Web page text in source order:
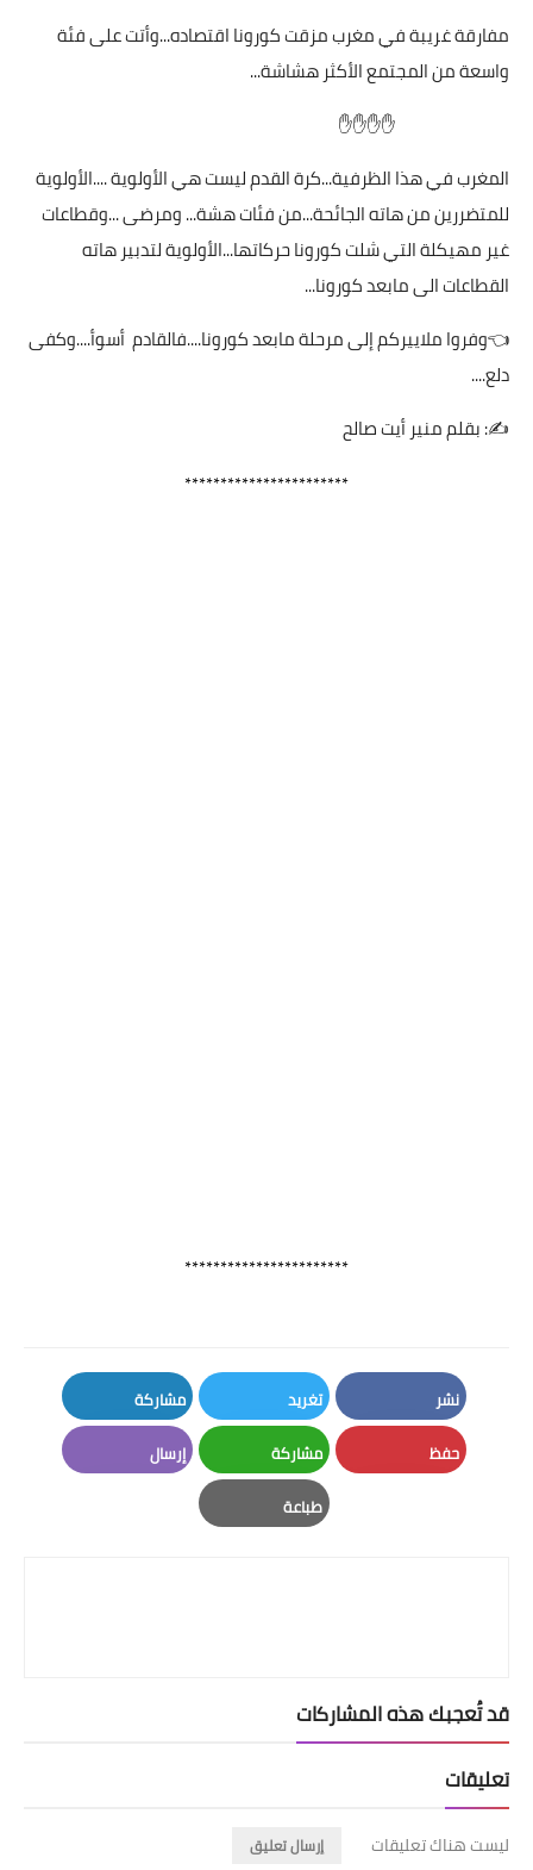
مفارقة غريبة في مغرب مزقت كورونا اقتصاده...وأتت على فئة
واسعة من المجتمع الأكثر هشاشة...
✋✋✋✋
المغرب في هذا الظرفية...كرة القدم ليست هي الأولوية ....الأولوية
للمتضررين من هاته الجائحة...من فئات هشة... ومرضى ...وقطاعات
غير مهيكلة التي شلت كورونا حركاتها...الأولوية لتدبير هاته
القطاعات الى مابعد كورونا...
👈وفروا ملاييركم إلى مرحلة مابعد كورونا....فالقادم أسوأ....وكفى
دلع....
✍: بقلم منير أيت صالح
***********************
***********************
نشر
Facebook
تغريد
Twitter
مشاركة
LinkedIn
حفظ مشاركة
Whatsapp
إرسال
طباعة
قد تُعجبك هذه المشاركات
تعليقات
ليست هناك تعليقات إرسال تعليق